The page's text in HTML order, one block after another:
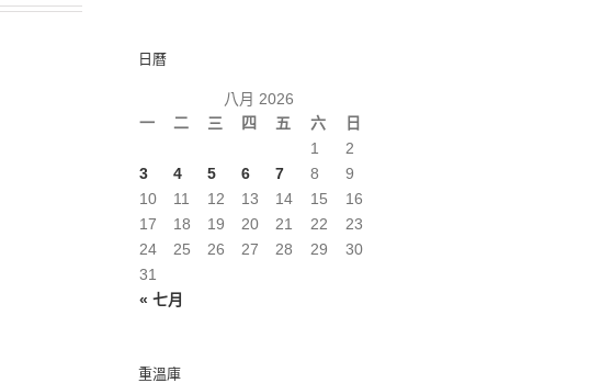
日曆
八月 2026
一
二 三 四 五 六 日
« 七月
1
2
3
4 5 6 7 8
9
10
11 12 13 14 15
16
17
18 19 20 21 22
23
24
25 26 27 28 29
30
31
重溫庫